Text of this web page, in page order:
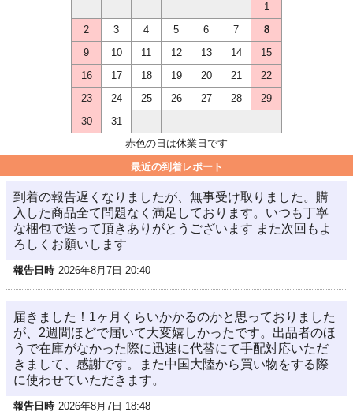
1
2
3 4 5 6 7
8
9
10 11 12 13 14
15
16
17 18 19 20 21
22
23
24 25 26 27 28
29
30
31
赤色の日は休業日です
最近の到着レポート
到着の報告遅くなりましたが、無事受け取りました。購
入した商品全て問題なく満足しております。いつも丁寧
な梱包で送って頂きありがとうございます また次回もよ
ろしくお願いします
報告日時 2026年8月7日 20:40
届きました！1ヶ月くらいかかるのかと思っておりました
が、2週間ほどで届いて大変嬉しかったです。出品者のほ
うで在庫がなかった際に迅速に代替にて手配対応いただ
きまして、感謝です。また中国大陸から買い物をする際
に使わせていただきます。
報告日時 2026年8月7日 18:48